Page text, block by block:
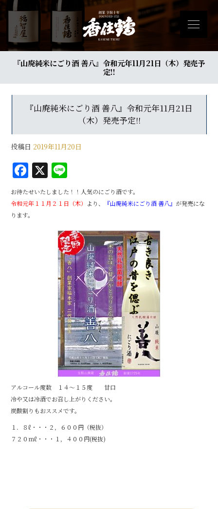
『山廃純米にごり酒 善八』令和元年11月21日（木）発売予
定!!
『山廃純米にごり酒 善八』令和元年11月21日
（木）発売予定!!
投稿日 2019年11月20日
F
a
c
e
X
n
e
お待たせいたしました！！人気のにごり酒です。
令和元年１１月２１日（木） より、 『山廃純米にごり酒 善八』 が発売にな
ります。
アルコール度数 １４～１５度 甘口
冷や又は冷酒でお召し上がりください。
炭酸割りもおススメです。
１．８ℓ・・・２，６００円（税抜）
７２０mℓ・・・１，４００円(税抜)